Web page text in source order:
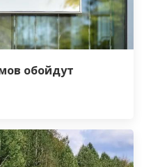
обойдут